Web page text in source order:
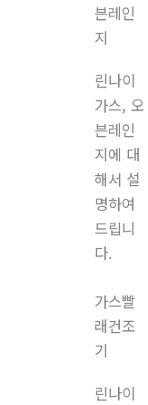
븐레인
지
린나이
가스, 오
븐레인
지에 대
해서 설
명하여
드립니
다.
가스빨
래건조
기
린나이